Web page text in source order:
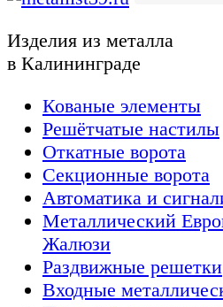
Изделия из металла
в Калининграде
Кованые элементы
Решётчатые настилы
Откатные ворота
Секционные ворота
Автоматика и
Металлический
Жалюзи
Раздвижные решетки
Входные